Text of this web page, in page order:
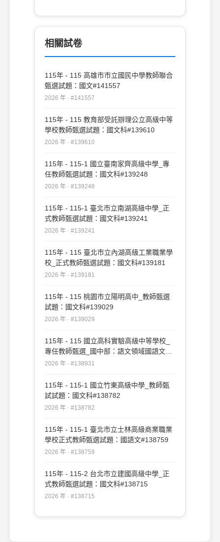
(C)帶領學生及相關家庭成員參觀社會處及
社會福利機構 (D)說服學生被功能完整之家
相關試卷
115年 - 115 高雄市市立國民中學教師聯合
甄選試題：國文#141557
2026 年 · #141557
115年 - 115 教育部受託辦理公立高級中等
學校教師甄選試題：國文科#139610
2026 年 · #139610
115年 - 115-1 國立臺南家齊高級中學_專
任教師甄選試題：國文科#139248
2026 年 · #139248
115年 - 115-1 臺北市立南湖高級中學_正
式教師甄選試題：國文科#139241
2026 年 · #139241
115年 - 115 臺北市立內湖高級工業職業學
校_正式教師甄選試題：國文科#139181
2026 年 · #139181
115年 - 115 桃園市立陽明高中_教師甄選
試題：國文科#139029
2026 年 · #139029
115年 - 115 國立高科實驗高級中等學校_
專任教師甄選_國中部：語文領域國語文專
長#138931
2026 年 · #138931
115年 - 115-1 國立竹東高級中學_教師甄
試試題：國文科#138782
2026 年 · #138782
115年 - 115-1 臺北市立士林高級商業職業
學校正式教師甄選試題：國語文#138759
2026 年 · #138759
115年 - 115-2 台北市立建國高級中學_正
式教師甄選試題：國文科#138715
2026 年 · #138715